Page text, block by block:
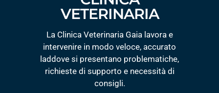
VETERINARIA
La Clinica Veterinaria Gaia lavora e
intervenire in modo veloce, accurato
laddove si presentano problematiche,
richieste di supporto e necessità di
consigli.